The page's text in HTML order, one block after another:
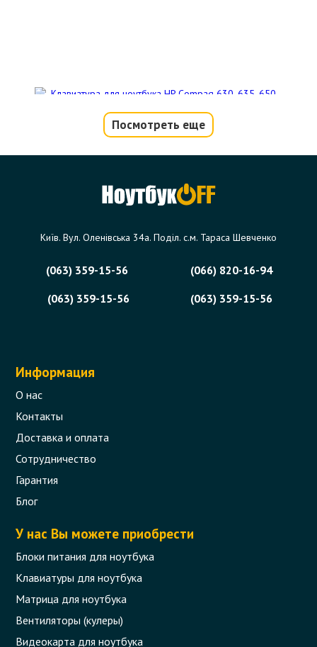
Клавиатура для ноутбука HP Compaq
Код товара - 04357
402 грн.
Есть в наличии
В корзину
Клавиатура для ноутбука HP Presario
Код товара - 01632
366 грн.
Есть в наличии
Посмотреть еще
Київ. Вул. Оленівська 34а. Поділ. с.м. Тараса Шевченко
(063) 359-15-56
(066) 820-16-94
(063) 359-15-56
(063) 359-15-56
Информация
О нас
Контакты
Доставка и оплата
Сотрудничество
Гарантия
Блог
У нас Вы можете приобрести
Блоки питания для ноутбука
Клавиатуры для ноутбука
Матрица для ноутбука
Вентиляторы (кулеры)
Видеокарта для ноутбука